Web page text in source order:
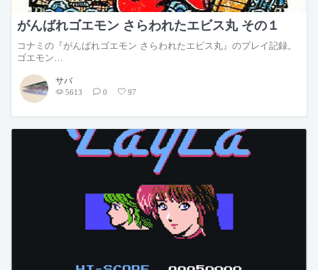
がんばれゴエモン さらわれたエビス丸 その１
コナミの『がんばれゴエモン さらわれたエビス丸』のプレイ記録。
ゴエモン…
サバ
5613 0 97